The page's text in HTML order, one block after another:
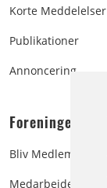
Korte Meddelelser
Publikationer
Annoncering
Foreningen:
Bliv Medlem
Medarbejdere